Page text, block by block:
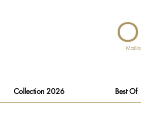
Collection 2026 Best Of